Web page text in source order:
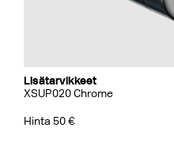
Lisätarvikkeet
XSUP020 Chrome
Hinta 50 €